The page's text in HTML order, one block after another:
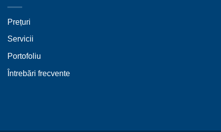
Prețuri
Servicii
Portofoliu
Întrebări frecvente